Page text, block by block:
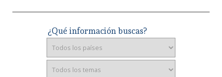
¿Qué información buscas?